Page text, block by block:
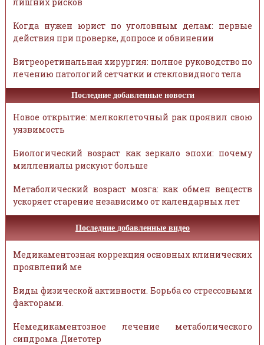
Когда нужен юрист по уголовным делам: первые
действия при проверке, допросе и обвинении
Витреоретинальная хирургия: полное руководство по
лечению патологий сетчатки и стекловидного тела
Последние добавленные новости
Новое открытие: мелкоклеточный рак проявил свою
уязвимость
Биологический возраст как зеркало эпохи: почему
миллениалы рискуют больше
Метаболический возраст мозга: как обмен веществ
ускоряет старение независимо от календарных лет
Последние добавленные видео
Медикаментозная коррекция основных клинических
проявлений ме
Виды физической активности. Борьба со стрессовыми
факторами.
Немедикаментозное лечение метаболического
синдрома. Диетотер